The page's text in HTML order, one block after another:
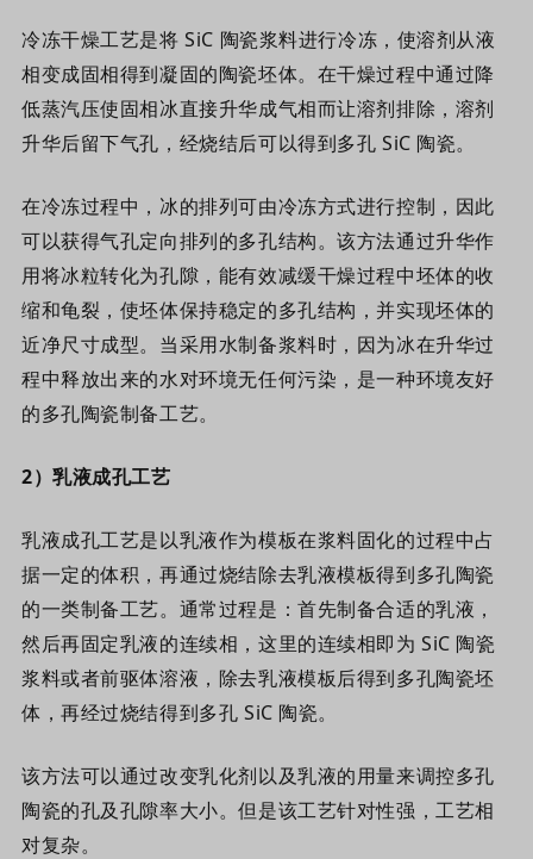
冷冻干燥工艺是将 SiC 陶瓷浆料进行冷冻，使溶剂从液
相变成固相得到凝固的陶瓷坯体。在干燥过程中通过降
低蒸汽压使固相冰直接升华成气相而让溶剂排除，溶剂
升华后留下气孔，经烧结后可以得到多孔 SiC 陶瓷。
在冷冻过程中，冰的排列可由冷冻方式进行控制，因此
可以获得气孔定向排列的多孔结构。该方法通过升华作
用将冰粒转化为孔隙，能有效减缓干燥过程中坯体的收
缩和龟裂，使坯体保持稳定的多孔结构，并实现坯体的
近净尺寸成型。当采用水制备浆料时，因为冰在升华过
程中释放出来的水对环境无任何污染，是一种环境友好
的多孔陶瓷制备工艺。
2）乳液成孔工艺
乳液成孔工艺是以乳液作为模板在浆料固化的过程中占
据一定的体积，再通过烧结除去乳液模板得到多孔陶瓷
的一类制备工艺。通常过程是：首先制备合适的乳液，
然后再固定乳液的连续相，这里的连续相即为 SiC 陶瓷
浆料或者前驱体溶液，除去乳液模板后得到多孔陶瓷坯
体，再经过烧结得到多孔 SiC 陶瓷。
该方法可以通过改变乳化剂以及乳液的用量来调控多孔
陶瓷的孔及孔隙率大小。但是该工艺针对性强，工艺相
对复杂。